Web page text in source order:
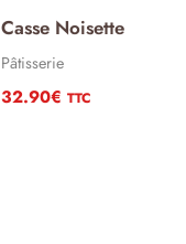
Casse Noisette
Pâtisserie
32.90€ TTC